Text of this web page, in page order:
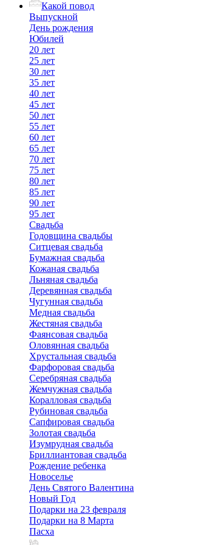
Какой повод
Выпускной
День рождения
Юбилей
20 лет
25 лет
30 лет
35 лет
40 лет
45 лет
50 лет
55 лет
60 лет
65 лет
70 лет
75 лет
80 лет
85 лет
90 лет
95 лет
Свадьба
Годовщина свадьбы
Ситцевая свадьба
Бумажная свадьба
Кожаная свадьба
Льняная свадьба
Деревянная свадьба
Чугунная свадьба
Медная свадьба
Жестяная свадьба
Фаянсовая свадьба
Оловянная свадьба
Хрустальная свадьба
Фарфоровая свадьба
Серебряная свадьба
Жемчужная свадьба
Коралловая свадьба
Рубиновая свадьба
Сапфировая свадьба
Золотая свадьба
Изумрудная свадьба
Бриллиантовая свадьба
Рождение ребенка
Новоселье
День Святого Валентина
Новый Год
Подарки на 23 февраля
Подарки на 8 Марта
Пасха